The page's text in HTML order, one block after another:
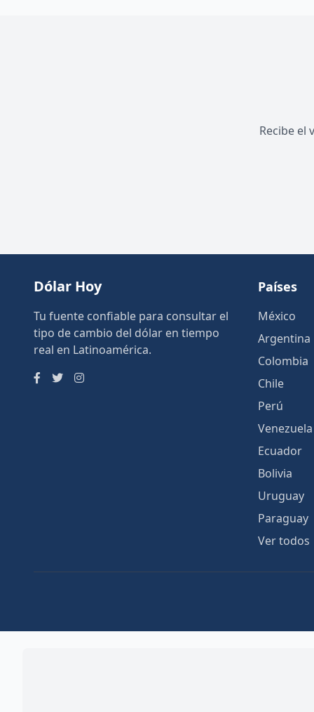
Recibe el
Dólar Hoy
Tu fuente confiable para consultar el
tipo de cambio del dólar en tiempo
real en Latinoamérica.
Países
México
Argentina
Colombia
Chile
Perú
Venezuela
Ecuador
Bolivia
Uruguay
Paraguay
Ver todos